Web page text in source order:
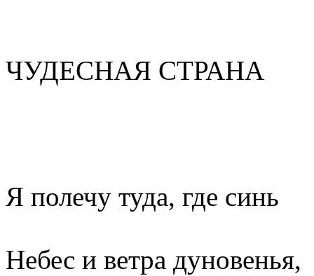
ЧУДЕСНАЯ СТРАНА
Я полечу туда, где синь
Небес и ветра дуновенья,